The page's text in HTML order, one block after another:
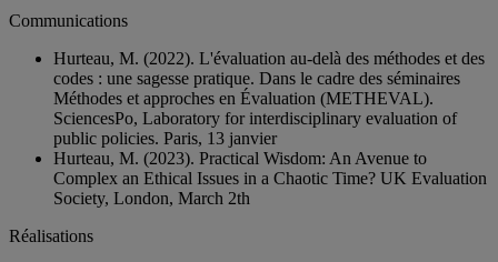
Communications
Hurteau, M. (2022). L'évaluation au-delà des méthodes et des
codes : une sagesse pratique. Dans le cadre des séminaires
Méthodes et approches en Évaluation (METHEVAL).
SciencesPo, Laboratory for interdisciplinary evaluation of
public policies. Paris, 13 janvier
Hurteau, M. (2023). Practical Wisdom: An Avenue to
Complex an Ethical Issues in a Chaotic Time? UK Evaluation
Society, London, March 2th
Réalisations